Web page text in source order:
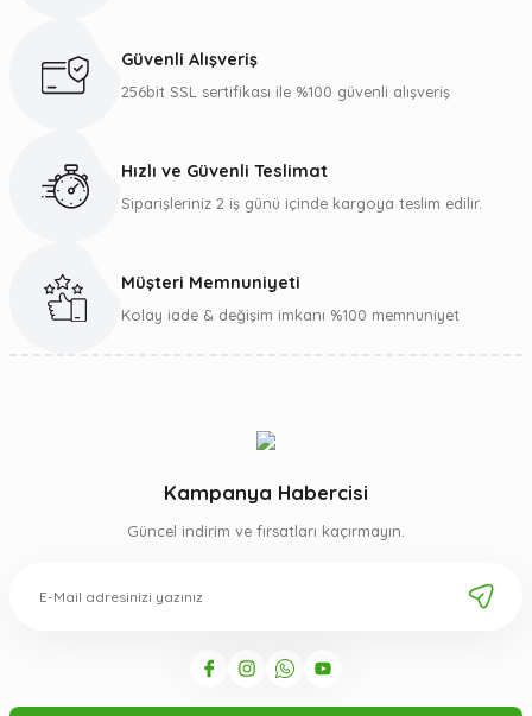
Ürün bilgilerinde hatalar bulunuyor.
Gönder
Güvenli Alışveriş
256bit SSL sertifikası ile %100 güvenli alışveriş
Hızlı ve Güvenli Teslimat
Siparişleriniz 2 iş günü içinde kargoya teslim edilir.
Müşteri Memnuniyeti
Kolay iade & değişim imkanı %100 memnuniyet
Kampanya Habercisi
Güncel indirim ve fırsatları kaçırmayın.